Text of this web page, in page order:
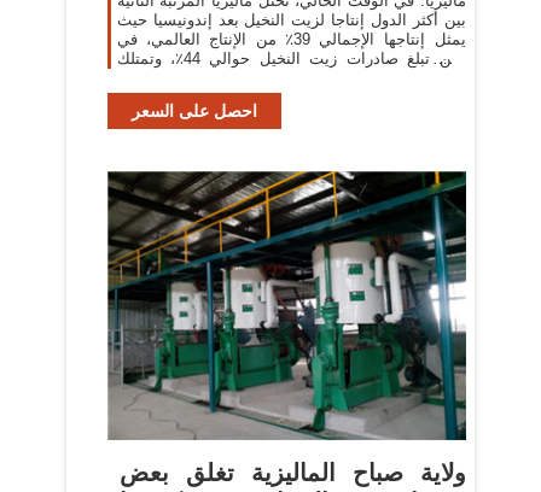
بين أكثر الدول إنتاجا لزيت النخيل بعد إندونيسيا حيث
يمثل إنتاجها الإجمالي 39٪ من الإنتاج العالمي، في
حين تبلغ صادرات زيت النخيل حوالي 44٪، وتمتلك
احصل على السعر
ولاية صباح الماليزية تغلق بعض